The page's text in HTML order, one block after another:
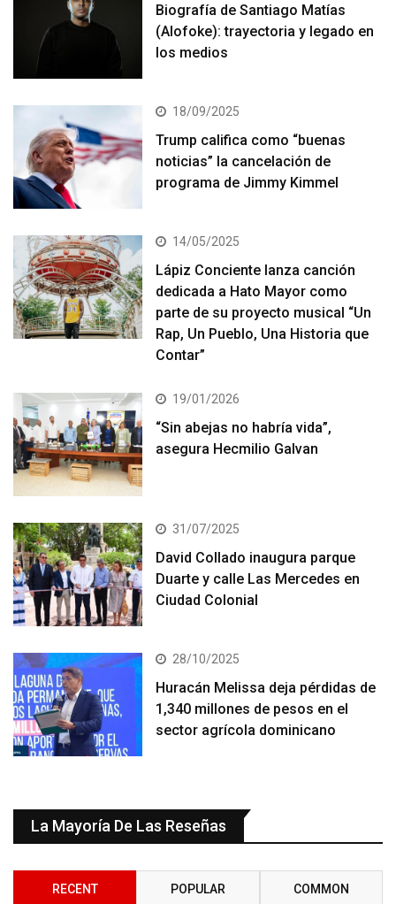
Biografía de Santiago Matías
(Alofoke): trayectoria y legado en
los medios
18/09/2025
Trump califica como “buenas
noticias” la cancelación de
programa de Jimmy Kimmel
14/05/2025
Lápiz Conciente lanza canción
dedicada a Hato Mayor como
parte de su proyecto musical “Un
Rap, Un Pueblo, Una Historia que
Contar”
19/01/2026
“Sin abejas no habría vida”,
asegura Hecmilio Galvan
31/07/2025
David Collado inaugura parque
Duarte y calle Las Mercedes en
Ciudad Colonial
28/10/2025
Huracán Melissa deja pérdidas de
1,340 millones de pesos en el
sector agrícola dominicano
La Mayoría De Las Reseñas
RECENT POPULAR COMMON